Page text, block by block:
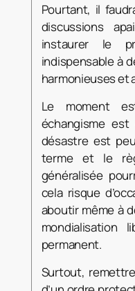
Pourtant, il
discussions
instaurer le
indispensable à
harmonieuses et
Le moment
échangisme
désastre est
terme et le
généralisée
cela risque
aboutir même à
mondialisation
permanent.
Surtout,